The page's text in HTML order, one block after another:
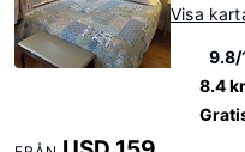
Visa
9.8/
8.4